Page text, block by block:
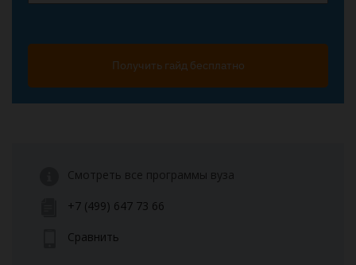
Получить гайд бесплатно
Смотреть все программы вуза
+7 (499) 647 73 66
Сравнить